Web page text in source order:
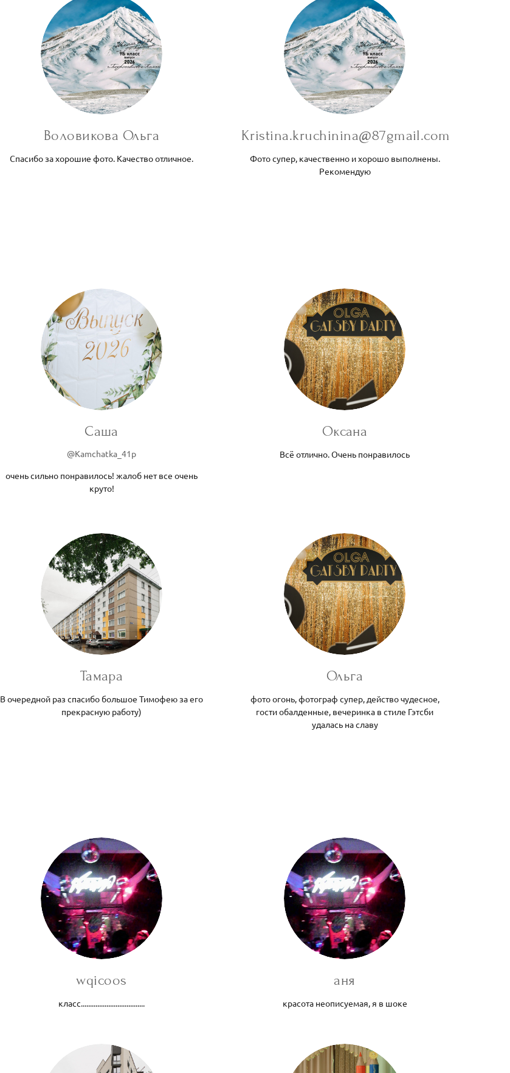
Воловикова Ольга
Спасибо за хорошие фото. Качество отличное.
Kristina.kruchinina@87gmail.com
Фото супер, качественно и хорошо выполнены.
Рекомендую
Саша
@Kamchatka_41p
очень сильно понравилось! жалоб нет все очень
круто!
Оксана
Всё отлично. Очень понравилось
Тамара
В очередной раз спасибо большое Тимофею за его
прекрасную работу)
Ольга
фото огонь, фотограф супер, действо чудесное,
гости обалденные, вечеринка в стиле Гэтсби
удалась на славу
wqicoos
класс...................................
аня
красота неописуемая, я в шоке